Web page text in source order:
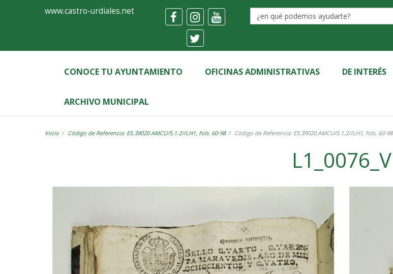
Ayuntamiento
Castro-
Urdiales
www.castro-urdiales.net
CONOCE TU AYUNTAMIENTO OFICINAS ADMINISTRATIVAS DE INTERÉS
ARCHIVO MUNICIPAL
Inicio Código de Referencia: ES.39020.AMCU/5.1.2//LH1, fols. 60-98 Código de Referencia: ES.39020.AMCU/5.1.2//LH1, fols. 60-98
L1_0076_V